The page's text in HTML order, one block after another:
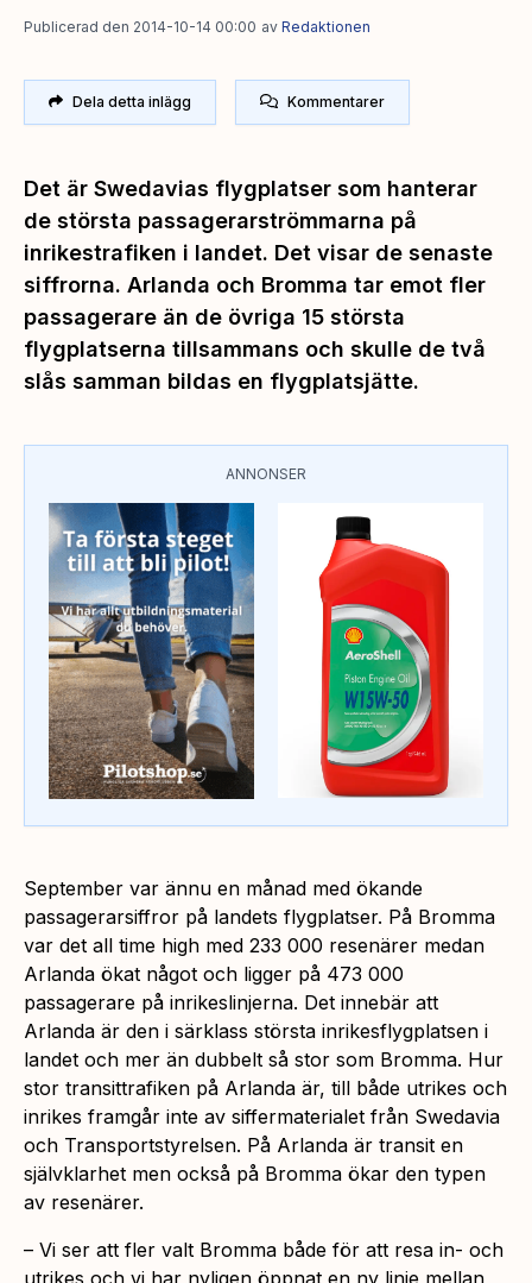
Publicerad den 2014-10-14 00:00 av Redaktionen
Dela detta inlägg Kommentarer
Det är Swedavias flygplatser som hanterar
de största passagerarströmmarna på
inrikestrafiken i landet. Det visar de senaste
siffrorna. Arlanda och Bromma tar emot fler
passagerare än de övriga 15 största
flygplatserna tillsammans och skulle de två
slås samman bildas en flygplatsjätte.
ANNONSER
September var ännu en månad med ökande
passagerarsiffror på landets flygplatser. På Bromma
var det all time high med 233 000 resenärer medan
Arlanda ökat något och ligger på 473 000
passagerare på inrikeslinjerna. Det innebär att
Arlanda är den i särklass största inrikesflygplatsen i
landet och mer än dubbelt så stor som Bromma. Hur
stor transittrafiken på Arlanda är, till både utrikes och
inrikes framgår inte av siffermaterialet från Swedavia
och Transportstyrelsen. På Arlanda är transit en
självklarhet men också på Bromma ökar den typen
av resenärer.
– Vi ser att fler valt Bromma både för att resa in- och
utrikes och vi har nyligen öppnat en ny linje mellan